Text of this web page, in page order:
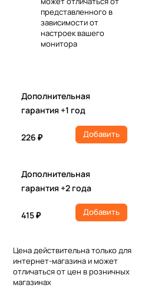
представленного в
зависимости от
настроек вашего
монитора
Дополнительная
гарантия +1 год
226 ₽ Добавить
Дополнительная
гарантия +2 года
415 ₽ Добавить
Цена действительна только для
интернет-магазина и может
отличаться от цен в розничных
магазинах